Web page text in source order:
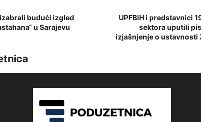
budući izgled
u Sarajevu
UPFBiH i predstavnici
sektora uputili
izjašnjenje o ustavnosti